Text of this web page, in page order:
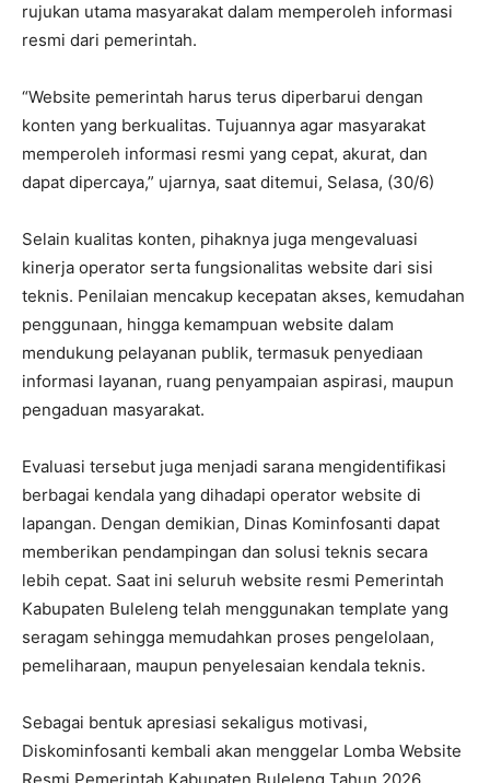
rujukan utama masyarakat dalam memperoleh informasi
resmi dari pemerintah.
“Website pemerintah harus terus diperbarui dengan
konten yang berkualitas. Tujuannya agar masyarakat
memperoleh informasi resmi yang cepat, akurat, dan
dapat dipercaya,” ujarnya, saat ditemui, Selasa, (30/6)
Selain kualitas konten, pihaknya juga mengevaluasi
kinerja operator serta fungsionalitas website dari sisi
teknis. Penilaian mencakup kecepatan akses, kemudahan
penggunaan, hingga kemampuan website dalam
mendukung pelayanan publik, termasuk penyediaan
informasi layanan, ruang penyampaian aspirasi, maupun
pengaduan masyarakat.
Evaluasi tersebut juga menjadi sarana mengidentifikasi
berbagai kendala yang dihadapi operator website di
lapangan. Dengan demikian, Dinas Kominfosanti dapat
memberikan pendampingan dan solusi teknis secara
lebih cepat. Saat ini seluruh website resmi Pemerintah
Kabupaten Buleleng telah menggunakan template yang
seragam sehingga memudahkan proses pengelolaan,
pemeliharaan, maupun penyelesaian kendala teknis.
Sebagai bentuk apresiasi sekaligus motivasi,
Diskominfosanti kembali akan menggelar Lomba Website